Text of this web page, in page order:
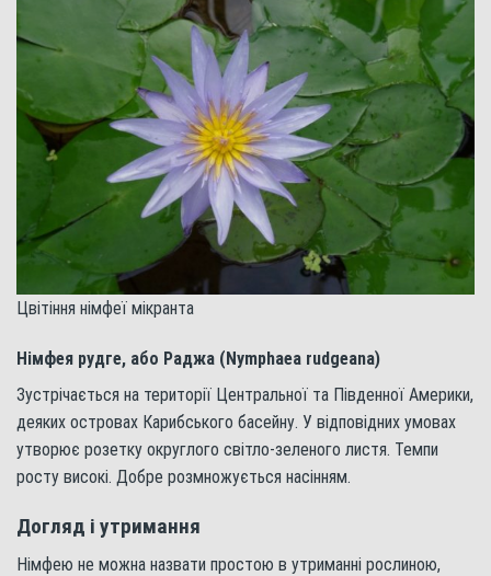
Цвітіння німфеї мікранта
Німфея рудге, або Раджа (Nymphaea rudgeana)
Зустрічається на території Центральної та Південної Америки,
деяких островах Карибського басейну. У відповідних умовах
утворює розетку округлого світло-зеленого листя. Темпи
росту високі. Добре розмножується насінням.
Догляд і утримання
Німфею не можна назвати простою в утриманні рослиною,